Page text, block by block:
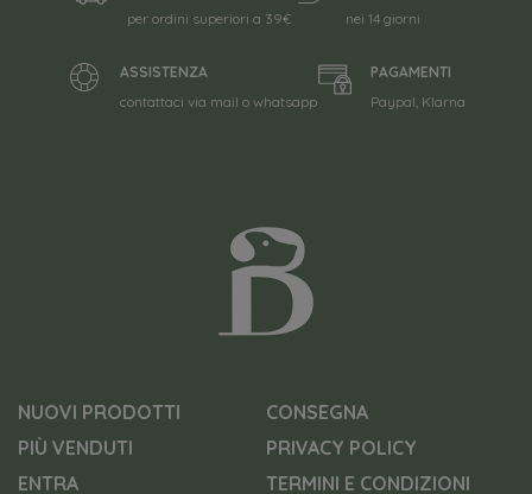
per ordini superiori a 39€
nei 14 giorni
ASSISTENZA
contattaci via mail o whatsapp
PAGAMENTI
Paypal, Klarna
NUOVI PRODOTTI
PIÙ VENDUTI
ENTRA
CONSEGNA
PRIVACY POLICY
TERMINI E CONDIZIONI